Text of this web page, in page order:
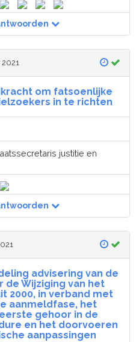
om fatsoenlijke
in te richten
justitie en
advisering van de
de Wijziging van het
2000, in verband met
aanmeldfase, het
gehoor in de
en het doorvoeren
aanpassingen